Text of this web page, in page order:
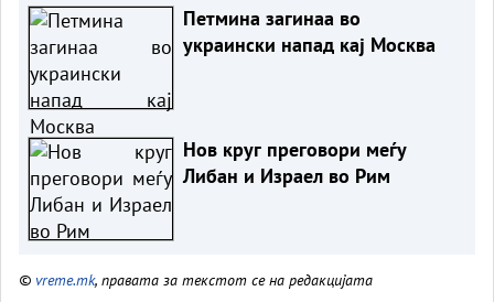
Петмина загинаа во
украински напад кај Москва
Нов круг преговори меѓу
Либан и Израел во Рим
© vreme.mk, правата за текстот се на редакцијата